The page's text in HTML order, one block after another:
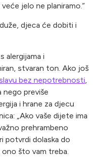
jelo ne planiramo.“
djeca će dobiti i
alergijama i
stvaran ton. Ako još
bez nepotrebnosti
previše
i hrane za djecu
„Ako vaše dijete ima
prehrambeno
potvrdi dolaska do
što vam treba.